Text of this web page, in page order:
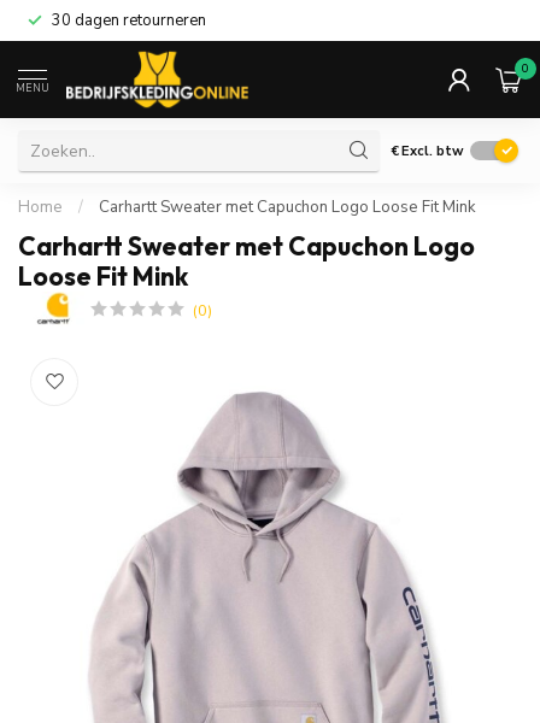
30 dagen retourneren
MENU
0
€Excl. btw
Home / Carhartt Sweater met Capuchon Logo Loose Fit Mink
Carhartt Sweater met Capuchon Logo
Loose Fit Mink
(0)